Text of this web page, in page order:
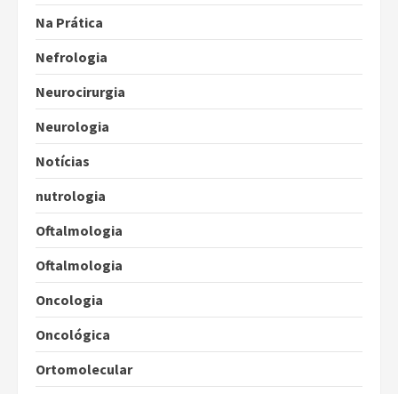
Na Prática
Nefrologia
Neurocirurgia
Neurologia
Notícias
nutrologia
Oftalmologia
Oftalmologia
Oncologia
Oncológica
Ortomolecular